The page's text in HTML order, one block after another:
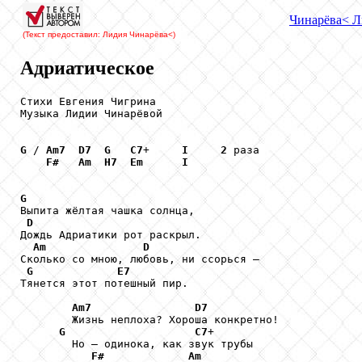
(Текст предоставил: Лидия Чинарёва<)
Чинарёва<
Адриатическое
Стихи Евгения Чигрина
Музыка Лидии Чинарёвой
G / Am7 D7 G C7+ I 2 раза
F#
Am H7 Em I
G
Выпита жёлтая чашка солнца,
D
Дождь Адриатики рот раскрыл.
Am
D
Сколько со мною, любовь, ни ссорься —
G
E7
Тянется этот потешный пир.
Am7
D7
        Жизнь неплоха? Хороша конкретно!
G
C7+
        Но — одинока, как звук трубы
F#
Am